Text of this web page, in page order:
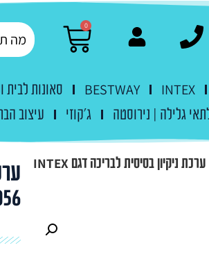
0
INTEX
BESTWAY סאונות לבית
גלילה | נירוסטה
ג'קוזי עיצוב
ערכת ניקיון בסיסית לבריכה דגם INTEX